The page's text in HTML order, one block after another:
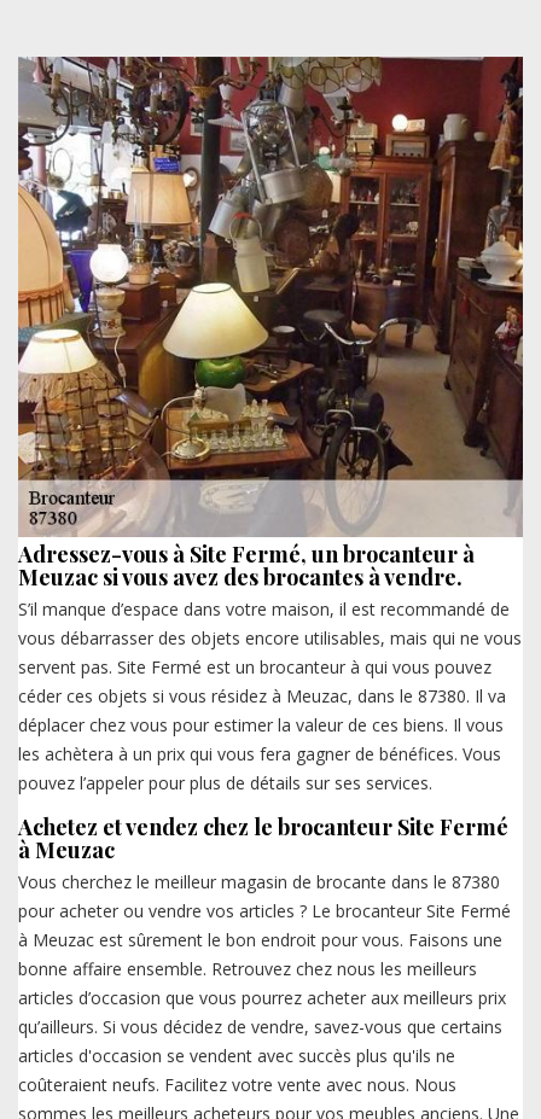
Adressez-vous à Site Fermé, un brocanteur à
Meuzac si vous avez des brocantes à vendre.
S’il manque d’espace dans votre maison, il est recommandé de
vous débarrasser des objets encore utilisables, mais qui ne vous
servent pas. Site Fermé est un brocanteur à qui vous pouvez
céder ces objets si vous résidez à Meuzac, dans le 87380. Il va
déplacer chez vous pour estimer la valeur de ces biens. Il vous
les achètera à un prix qui vous fera gagner de bénéfices. Vous
pouvez l’appeler pour plus de détails sur ses services.
Achetez et vendez chez le brocanteur Site Fermé
à Meuzac
Vous cherchez le meilleur magasin de brocante dans le 87380
pour acheter ou vendre vos articles ? Le brocanteur Site Fermé
à Meuzac est sûrement le bon endroit pour vous. Faisons une
bonne affaire ensemble. Retrouvez chez nous les meilleurs
articles d’occasion que vous pourrez acheter aux meilleurs prix
qu’ailleurs. Si vous décidez de vendre, savez-vous que certains
articles d'occasion se vendent avec succès plus qu'ils ne
coûteraient neufs. Facilitez votre vente avec nous. Nous
sommes les meilleurs acheteurs pour vos meubles anciens. Une